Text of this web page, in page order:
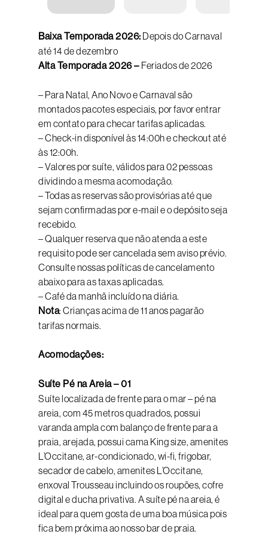
Baixa Temporada 2026: Depois do Carnaval
até 14 de dezembro
Alta Temporada 2026 – Feriados de 2026
– Para Natal, Ano Novo e Carnaval são
montados pacotes especiais, por favor entrar
em contato para checar tarifas aplicadas.
– Check-in disponível às 14:00h e checkout até
às 12:00h.
– Valores por suíte, válidos para 02 pessoas
dividindo a mesma acomodação.
– Todas as reservas são provisórias até que
sejam confirmadas por e-mail e o depósito seja
recebido.
– Qualquer reserva que não atenda a este
requisito pode ser cancelada sem aviso prévio.
Consulte nossas políticas de cancelamento
abaixo para as taxas aplicadas.
– Café da manhã incluído na diária.
Nota: Crianças acima de 11 anos pagarão
tarifas normais.
Acomodações:
Suíte Pé na Areia – 01
Suíte localizada de frente para o mar – pé na
areia, com 45 metros quadrados, possui
varanda ampla com balanço de frente para a
praia, arejada, possui cama King size, amenites
L’Occitane, ar-condicionado, wi-fi, frigobar,
secador de cabelo, amenites L’Occitane,
enxoval Trousseau incluindo os roupões, cofre
digital e ducha privativa. A suíte pé na areia, é
ideal para quem gosta de uma boa música pois
fica bem próxima ao nosso bar de praia.